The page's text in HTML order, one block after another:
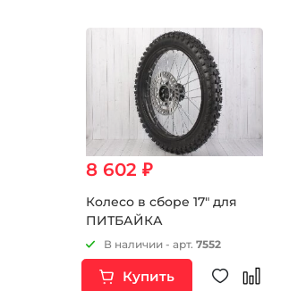
8 602 ₽
Колесо в сборе 17" для
ПИТБАЙКА
В наличии - арт. 7552
Купить